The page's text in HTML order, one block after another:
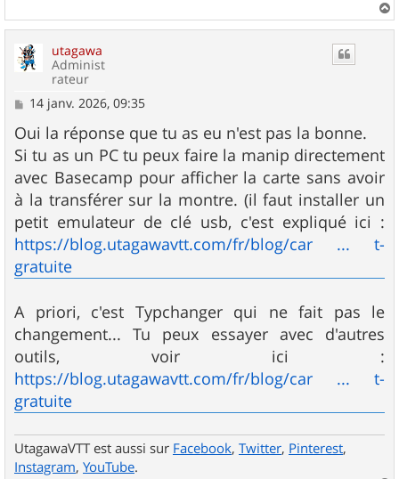
a
utagawa
Administ
rateur
M
s
s
a
g
e
14 janv. 2026, 09:35
Oui la réponse que tu as eu n'est pas la bonne.
Si tu as un PC tu peux faire la manip directement
avec Basecamp pour afficher la carte sans avoir
à la transférer sur la montre. (il faut installer un
petit emulateur de clé usb, c'est expliqué ici :
https://blog.utagawavtt.com/fr/blog/car ... t-
gratuite
A priori, c'est Typchanger qui ne fait pas le
changement... Tu peux essayer avec d'autres
outils, voir ici :
https://blog.utagawavtt.com/fr/blog/car ... t-
gratuite
UtagawaVTT est aussi sur Facebook, Twitter, Pinterest,
Instagram, YouTube.